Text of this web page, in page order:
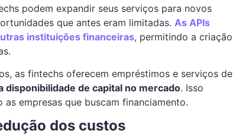
podem expandir seus serviços para novos
que antes eram limitadas. As APIs
instituições financeiras, permitindo a criação
as fintechs oferecem empréstimos e serviços de
disponibilidade de capital no mercado. Isso
empresas que buscam financiamento.
dos custos